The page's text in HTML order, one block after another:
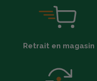
Retrait en magasin